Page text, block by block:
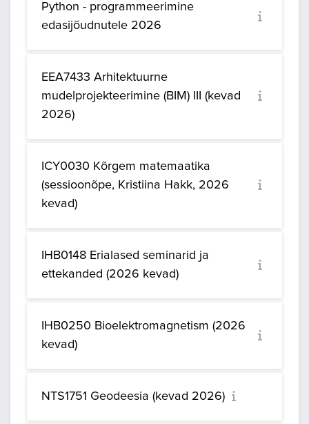
Python - programmeerimine
edasijõudnutele 2026
EEA7433 Arhitektuurne
mudelprojekteerimine (BIM) III (kevad
2026)
ICY0030 Kõrgem matemaatika
(sessioonõpe, Kristiina Hakk, 2026
kevad)
IHB0148 Erialased seminarid ja
ettekanded (2026 kevad)
IHB0250 Bioelektromagnetism (2026
kevad)
NTS1751 Geodeesia (kevad 2026)